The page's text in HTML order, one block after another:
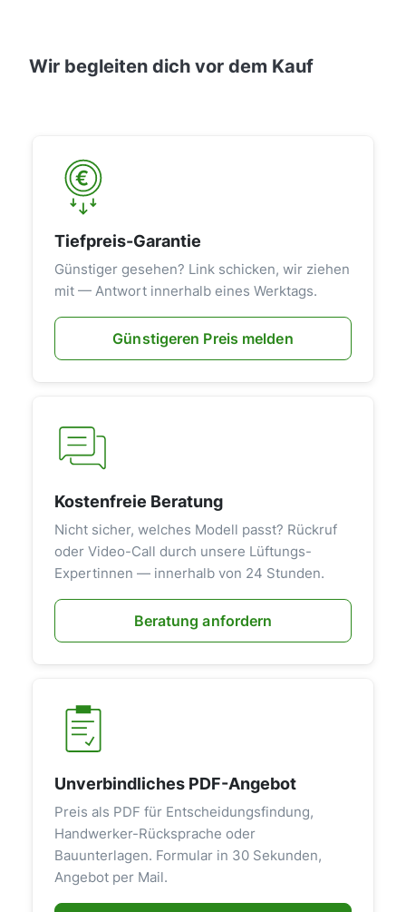
Wir begleiten dich vor dem Kauf
Tiefpreis-Garantie
Günstiger gesehen? Link schicken, wir ziehen
mit — Antwort innerhalb eines Werktags.
Günstigeren Preis melden
Kostenfreie Beratung
Nicht sicher, welches Modell passt? Rückruf
oder Video-Call durch unsere Lüftungs-
Expertinnen — innerhalb von 24 Stunden.
Beratung anfordern
Unverbindliches PDF-Angebot
Preis als PDF für Entscheidungsfindung,
Handwerker-Rücksprache oder
Bauunterlagen. Formular in 30 Sekunden,
Angebot per Mail.